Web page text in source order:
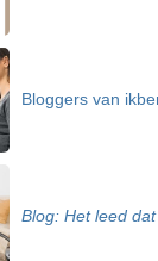
Bloggers van
Blog: Het leed